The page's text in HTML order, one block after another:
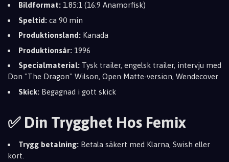
Bildformat: 1.85:1 (16:9 Anamorfisk)
Speltid: ca 90 min
Produktionsland: Kanada
Produktionsår: 1996
Specialmaterial: Tysk trailer, engelsk trailer, intervju med
Don "The Dragon" Wilson, Open Matte-version, Wendecover
Skick: Begagnad i gott skick
✅ Din Trygghet Hos Femix
Trygg betalning: Betala säkert med Klarna, Swish eller
kort.